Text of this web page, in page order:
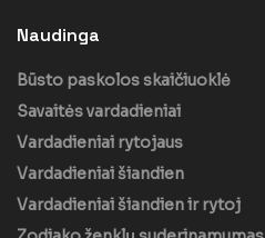
Naudinga
Būsto paskolos skaičiuoklė
Savaitės vardadieniai
Vardadieniai rytojaus
Vardadieniai šiandien
Vardadieniai šiandien ir rytoj